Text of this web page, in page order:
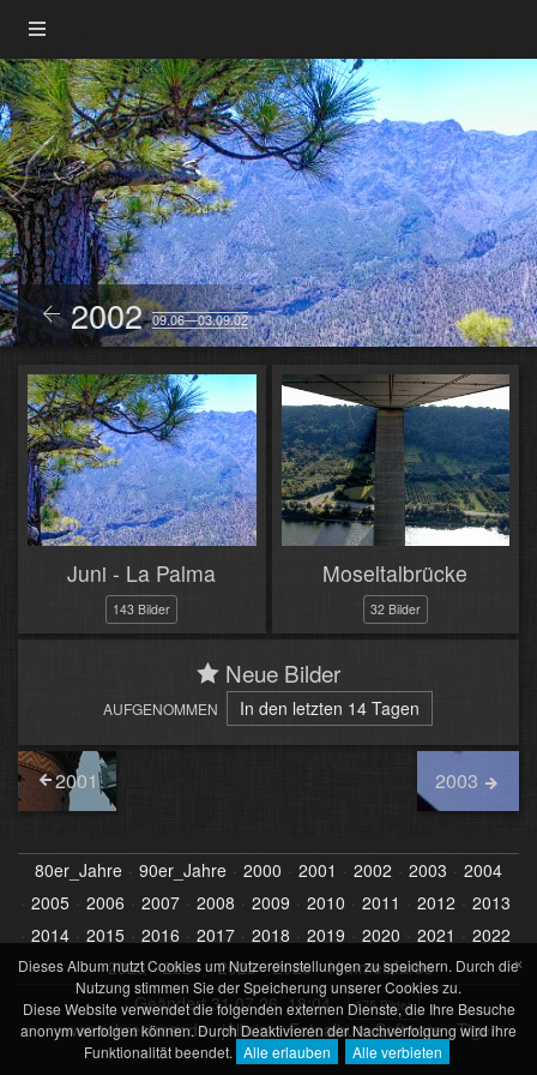
200209.06—03.09.02
Juni - La Palma
143 Bilder
Moseltalbrücke
32 Bilder
Neue Bilder
AUFGENOMMEN In den letzten 14 Tagen
2001 2003
80er_Jahre 90er_Jahre 2000 2001 2002 2003
2004
2005
2006 2007 2008 2009 2010 2011 2012
2013
2014
2015 2016 2017 2018 2019 2020 2021
2022
2023
2024 2025 2026
Himmelsfarbe
Geändert31.07.26, 18:04 175 Bilder
www.schremmer.de·jAlbum - Fotoalbum Software·Tiger
×
Dieses Album nutzt Cookies um Nutzereinstellungen zu speichern. Durch die
Nutzung stimmen Sie der Speicherung unserer Cookies zu.
Diese Website verwendet die folgenden externen Dienste, die Ihre Besuche
anonym verfolgen können. Durch Deaktivieren der Nachverfolgung wird ihre
Funktionalität beendet. Alle erlauben Alle verbieten